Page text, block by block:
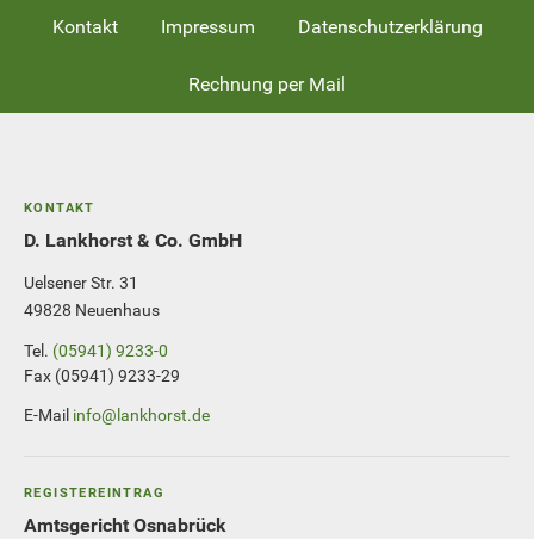
Kontakt Impressum Datenschutzerklärung
Rechnung per Mail
KONTAKT
D. Lankhorst & Co. GmbH
Uelsener Str. 31
49828 Neuenhaus
Tel. (05941) 9233-0
Fax (05941) 9233-29
E-Mail info@lankhorst.de
REGISTEREINTRAG
Amtsgericht Osnabrück